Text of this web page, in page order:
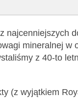
najcenniejszych
mineralnej w
z 40-to
(z wyjątkiem